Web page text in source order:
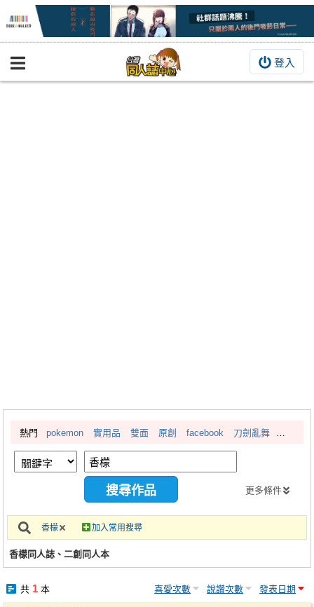
登入
BOOKY書集倉庫
繪圖藝廊
交流中心
攤位轉讓區
會員中心
註冊會員
熱門 pokemon 實用品 雙面 原創 facebook 刀劍亂舞
更多條件
香檬 加入常用搜尋
香檬同人誌、二創同人本
共 1本 喜愛次數 說讚次數 發表日期